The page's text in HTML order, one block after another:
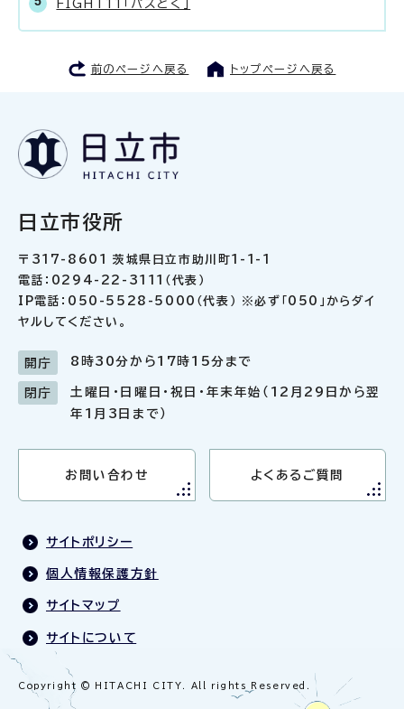
FIGHT11「パスとく」
前のページへ戻る トップページへ戻る
日立市役所
〒317-8601 茨城県日立市助川町1-1-1
電話：0294-22-3111（代表）
IP電話：050-5528-5000（代表） ※必ず「050」からダイ
ヤルしてください。
開庁 8時30分から17時15分まで
閉庁
土曜日・日曜日・祝日・年末年始（12月29日から翌
年1月3日まで）
お問い合わせ よくあるご質問
サイトポリシー
個人情報保護方針
サイトマップ
サイトについて
Copyright © HITACHI CITY. All rights Reserved.